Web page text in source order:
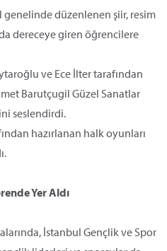
genelinde düzenlenen şiir, resim
dereceye giren öğrencilere
ve Ece İlter tarafından
Barutçugil Güzel Sanatlar
seslendirdi.
hazırlanan halk oyunları
Yer Aldı
İstanbul Gençlik ve Spor